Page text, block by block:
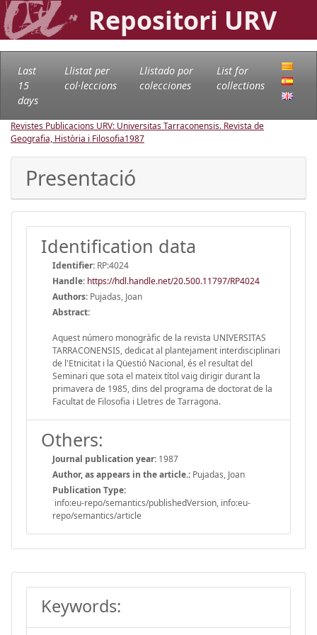
Repositori URV
Last
15
days
Llistat per
col·leccions
Llistado por
colecciones
List for
collections
Revistes Publicacions URV: Universitas Tarraconensis. Revista de
Geografia, Història i Filosofia1987
Presentació
Identification data
Identifier: RP:4024
Handle: https://hdl.handle.net/20.500.11797/RP4024
Authors: Pujadas, Joan
Abstract:
Aquest número monogràfic de la revista UNIVERSITAS
TARRACONENSIS, dedicat al plantejament interdisciplinari
de l'Etnicitat i la Qüestió Nacional, és el resultat del
Seminari que sota el mateix títol vaig dirigir durant la
primavera de 1985, dins del programa de doctorat de la
Facultat de Filosofia i Lletres de Tarragona.
Others:
Journal publication year: 1987
Author, as appears in the article.: Pujadas, Joan
Publication Type:
info:eu-repo/semantics/publishedVersion, info:eu-
repo/semantics/article
Keywords: